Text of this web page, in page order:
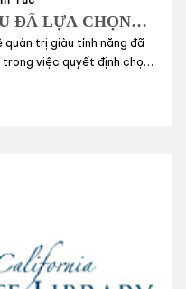
ĐÃ LỰA CHỌN
VỤ CƠ SỞ DỮ
TÂM PRIMO
quản trị giàu tính năng đã
trong việc quyết định chọn